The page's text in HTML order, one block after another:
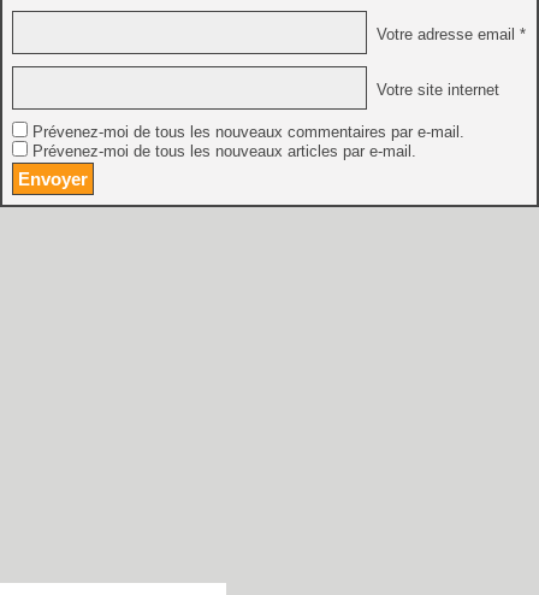
Votre adresse email *
Votre site internet
Prévenez-moi de tous les nouveaux commentaires par e-mail.
Prévenez-moi de tous les nouveaux articles par e-mail.